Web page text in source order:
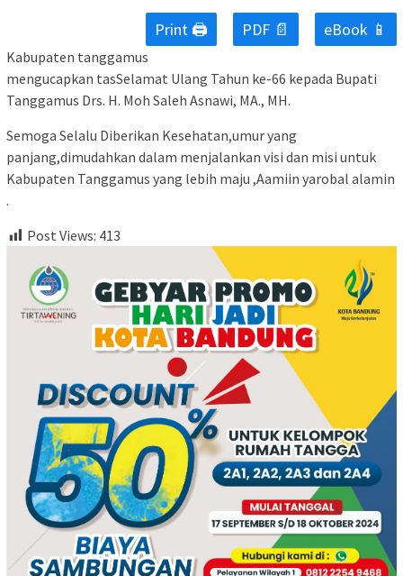
Print 🖨 PDF 📄 eBook 📱
Kabupaten tanggamus
mengucapkan tasSelamat Ulang Tahun ke-66 kepada Bupati
Tanggamus Drs. H. Moh Saleh Asnawi, MA., MH.
Semoga Selalu Diberikan Kesehatan,umur yang
panjang,dimudahkan dalam menjalankan visi dan misi untuk
Kabupaten Tanggamus yang lebih maju ,Aamiin yarobal alamin
.
Post Views: 413